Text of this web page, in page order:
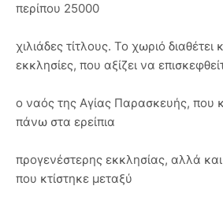
περίπου 25000
χιλιάδες τίτλους. Το χωριό διαθέτει
εκκλησίες, που αξίζει να
ο ναός της Αγίας Παρασκευής, που
πάνω στα ερείπια
προγενέστερης εκκλησίας, αλλά
που κτίστηκε μεταξύ